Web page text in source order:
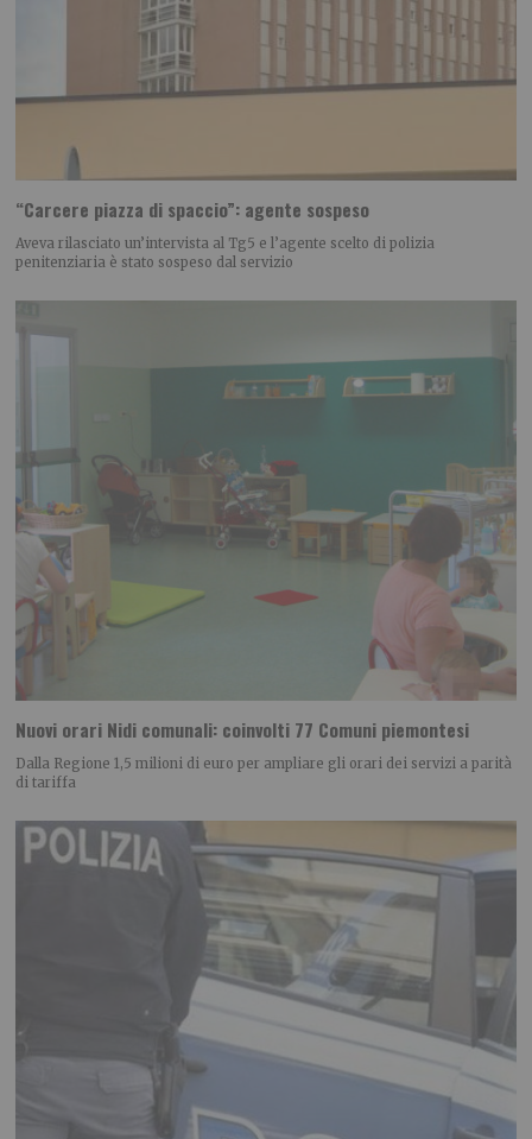
“Carcere piazza di spaccio”: agente sospeso
Aveva rilasciato un’intervista al Tg5 e l’agente scelto di polizia
penitenziaria è stato sospeso dal servizio
Nuovi orari Nidi comunali: coinvolti 77 Comuni piemontesi
Dalla Regione 1,5 milioni di euro per ampliare gli orari dei servizi a parità
di tariffa